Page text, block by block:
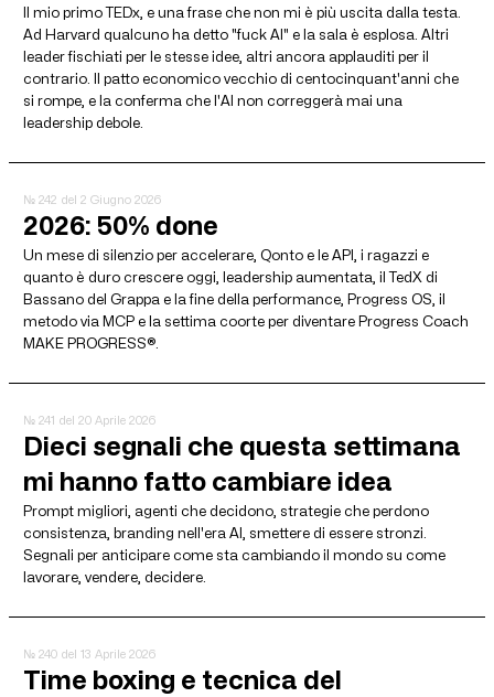
Il mio primo TEDx, e una frase che non mi è più uscita dalla testa.
Ad Harvard qualcuno ha detto "fuck AI" e la sala è esplosa. Altri
leader fischiati per le stesse idee, altri ancora applauditi per il
contrario. Il patto economico vecchio di centocinquant'anni che
si rompe, e la conferma che l'AI non correggerà mai una
leadership debole.
№ 242 del 2 Giugno 2026
2026: 50% done
Un mese di silenzio per accelerare, Qonto e le API, i ragazzi e
quanto è duro crescere oggi, leadership aumentata, il TedX di
Bassano del Grappa e la fine della performance, Progress OS, il
metodo via MCP e la settima coorte per diventare Progress Coach
MAKE PROGRESS®.
№ 241 del 20 Aprile 2026
Dieci segnali che questa settimana
mi hanno fatto cambiare idea
Prompt migliori, agenti che decidono, strategie che perdono
consistenza, branding nell'era AI, smettere di essere stronzi.
Segnali per anticipare come sta cambiando il mondo su come
lavorare, vendere, decidere.
№ 240 del 13 Aprile 2026
Time boxing e tecnica del